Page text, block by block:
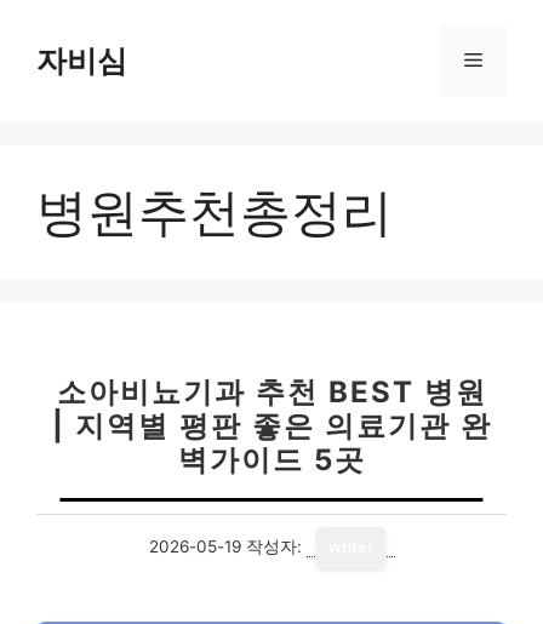
자비심 메
병원추천총정리
소아비뇨기과 추천 BEST 병원
| 지역별 평판 좋은 의료기관 완
벽가이드 5곳
2026-05-19 작성자: